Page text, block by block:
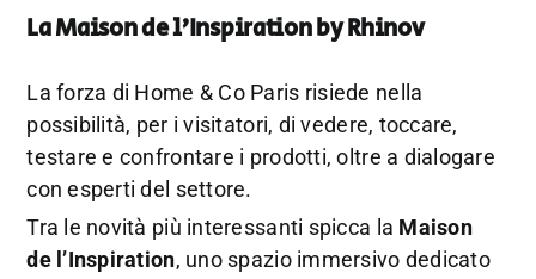
La Maison de l’Inspiration by Rhinov
La forza di Home & Co Paris risiede nella
possibilità, per i visitatori, di vedere, toccare,
testare e confrontare i prodotti, oltre a dialogare
con esperti del settore.
Tra le novità più interessanti spicca la Maison
de l’Inspiration, uno spazio immersivo dedicato